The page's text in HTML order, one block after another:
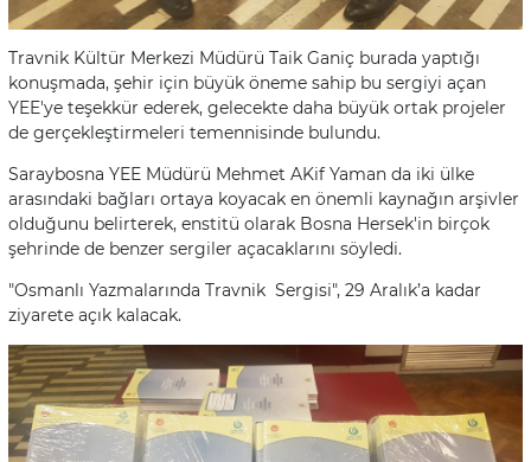
Travnik Kültür Merkezi Müdürü Taik Ganiç burada yaptığı
konuşmada, şehir için büyük öneme sahip bu sergiyi açan
YEE'ye teşekkür ederek, gelecekte daha büyük ortak projeler
de gerçekleştirmeleri temennisinde bulundu.
Saraybosna YEE Müdürü Mehmet AKif Yaman da iki ülke
arasındaki bağları ortaya koyacak en önemli kaynağın arşivler
olduğunu belirterek, enstitü olarak Bosna Hersek'in birçok
şehrinde de benzer sergiler açacaklarını söyledi.
"Osmanlı Yazmalarında Travnik Sergisi", 29 Aralık’a kadar
ziyarete açık kalacak.